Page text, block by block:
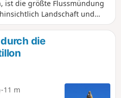
ist die größte Flussmündung
Landschaft und
Diese von den
Côtes de Blaye gesäumte
bewohnte oder
Besuch wert sind.
die
-11 m